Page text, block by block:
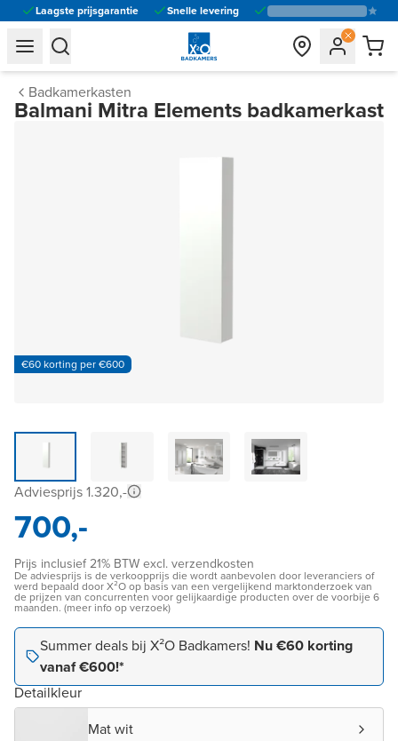
Laagste prijsgarantie Snelle levering
general.navigation.toggle_menu.label
general.navigation.toggle_menu.label
Badkamerkasten
Balmani Mitra Elements badkamerkast
€60 korting per €600
Adviesprijs 1.320,-
700,-
Prijs inclusief 21% BTW excl. verzendkosten
De adviesprijs is de verkoopprijs die wordt aanbevolen door leveranciers of
werd bepaald door X²O op basis van een vergelijkend marktonderzoek van
de prijzen van concurrenten voor gelijkaardige producten over de voorbije 6
maanden. (meer info op verzoek)
Summer deals bij X²O Badkamers! Nu €60 korting
vanaf €600!*
Detailkleur
Mat wit